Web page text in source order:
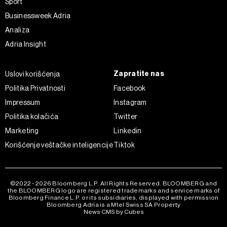
trenutku opozvati bez negativnih posledica.
Businessweek Adria
Analiza
Adria Insight
Uslovi korišćenja
Politika Privatnosti
Impressum
Politika kolačića
Marketing
Korišćenje veštačke inteligencije
Zapratite nas
Facebook
Instagram
Twitter
Linkedin
Tiktok
©2022 - 2026 Bloomberg L.P. All Rights Reserved. BLOOMBERG and
the BLOOMBERG logo are registered trademarks and service marks of
Bloomberg Finance L.P. or its subsidiaries, displayed with permission
Bloomberg Adria is a Mtel Swiss SA Property
News CMS by Cubes